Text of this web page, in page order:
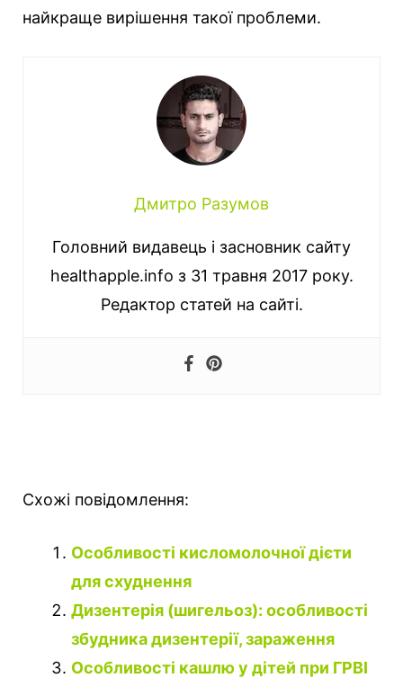
найкраще вирішення такої проблеми.
Дмитро Разумов
Головний видавець і засновник сайту
healthapple.info з 31 травня 2017 року.
Редактор статей на сайті.
Схожі повідомлення:
Особливості кисломолочної дієти
для схуднення
Дизентерія (шигельоз): особливості
збудника дизентерії, зараження
Особливості кашлю у дітей при ГРВІ